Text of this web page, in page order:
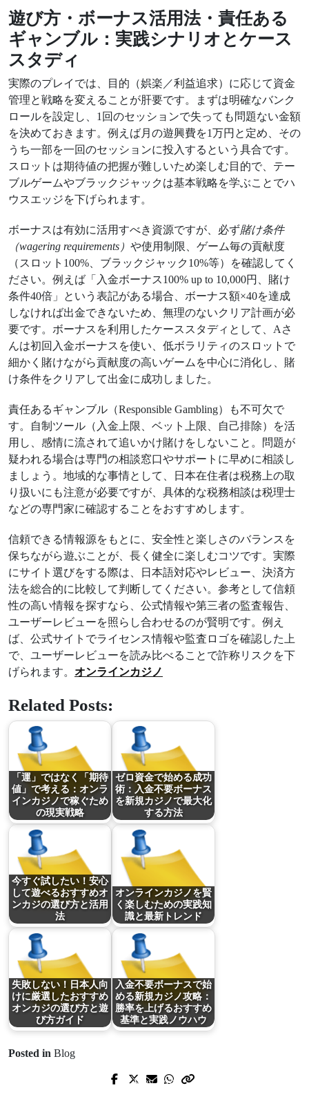
遊び方・ボーナス活用法・責任ある
ギャンブル：実践シナリオとケース
スタディ
実際のプレイでは、目的（娯楽／利益追求）に応じて資金
管理と戦略を変えることが肝要です。まずは明確なバンク
ロールを設定し、1回のセッションで失っても問題ない金額
を決めておきます。例えば月の遊興費を1万円と定め、その
うち一部を一回のセッションに投入するという具合です。
スロットは期待値の把握が難しいため楽しむ目的で、テー
ブルゲームやブラックジャックは基本戦略を学ぶことでハ
ウスエッジを下げられます。
ボーナスは有効に活用すべき資源ですが、必ず賭け条件
（wagering requirements） や使用制限、ゲーム毎の貢献度
（スロット100%、ブラックジャック10%等）を確認してく
ださい。例えば「入金ボーナス100% up to 10,000円、賭け
条件40倍」という表記がある場合、ボーナス額×40を達成
しなければ出金できないため、無理のないクリア計画が必
要です。ボーナスを利用したケーススタディとして、Aさ
んは初回入金ボーナスを使い、低ボラリティのスロットで
細かく賭けながら貢献度の高いゲームを中心に消化し、賭
け条件をクリアして出金に成功しました。
責任あるギャンブル（Responsible Gambling）も不可欠で
す。自制ツール（入金上限、ベット上限、自己排除）を活
用し、感情に流されて追いかけ賭けをしないこと。問題が
疑われる場合は専門の相談窓口やサポートに早めに相談し
ましょう。地域的な事情として、日本在住者は税務上の取
り扱いにも注意が必要ですが、具体的な税務相談は税理士
などの専門家に確認することをおすすめします。
信頼できる情報源をもとに、安全性と楽しさのバランスを
保ちながら遊ぶことが、長く健全に楽しむコツです。実際
にサイト選びをする際は、日本語対応やレビュー、決済方
法を総合的に比較して判断してください。参考として信頼
性の高い情報を探すなら、公式情報や第三者の監査報告、
ユーザーレビューを照らし合わせるのが賢明です。例え
ば、公式サイトでライセンス情報や監査ロゴを確認した上
で、ユーザーレビューを読み比べることで詐称リスクを下
げられます。 オンラインカジノ
Related Posts:
「運」ではなく「期待
値」で考える：オンラ
インカジノで稼ぐため
の現実戦略
ゼロ資金で始める成功
術：入金不要ボーナス
を新規カジノで最大化
する方法
今すぐ試したい！安心
して遊べるおすすめオ
ンカジの選び方と活用
法
オンラインカジノを賢
く楽しむための実践知
識と最新トレンド
失敗しない！日本人向
けに厳選したおすすめ
オンカジの選び方と遊
び方ガイド
入金不要ボーナスで始
める新規カジノ攻略：
勝率を上げるおすすめ
基準と実践ノウハウ
Posted in Blog
Prev Post